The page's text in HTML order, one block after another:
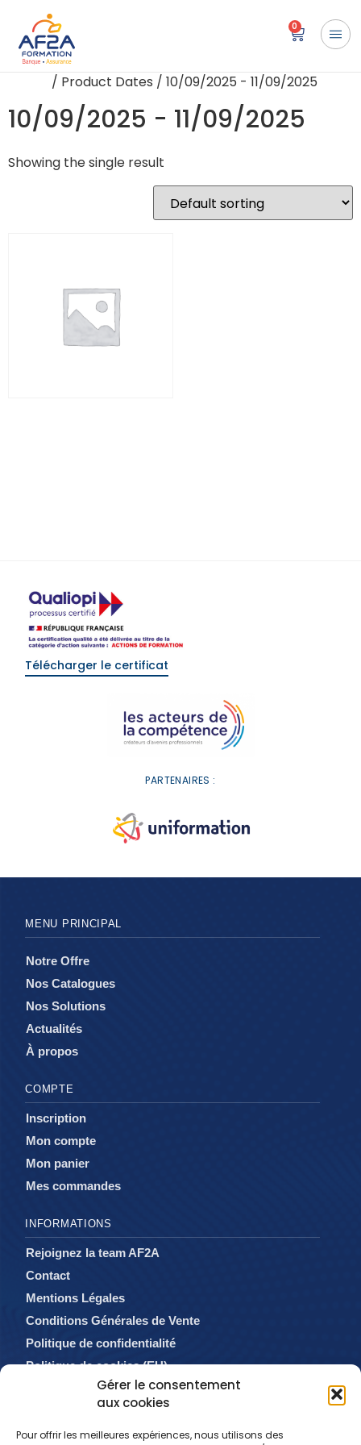
Gérer le consentement
aux cookies
Pour offrir les meilleures expériences, nous utilisons des
0
/ Product Dates / 10/09/2025 - 11/09/2025
10/09/2025 - 11/09/2025
Showing the single result
Télécharger le certificat
PARTENAIRES :
INFORMATIONS
Rejoignez la team AF2A
Contact
Mentions Légales
Conditions Générales de Vente
Politique de confidentialité
Politique de cookies (EU)
MENU PRINCIPAL
Notre Offre
Nos Catalogues
Nos Solutions
Actualités
À propos
COMPTE
Inscription
Mon compte
Mon panier
Mes commandes